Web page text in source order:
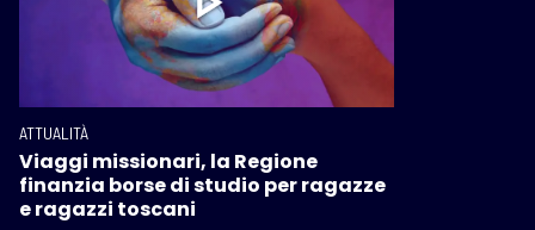
ATTUALITÀ
Viaggi missionari, la Regione
finanzia borse di studio per ragazze
e ragazzi toscani